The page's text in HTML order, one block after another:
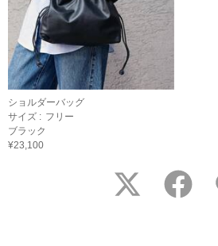
ショルダーバッグ
サイズ : フリー
ブラック
¥23,100
twitter